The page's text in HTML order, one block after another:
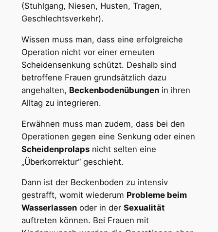
(Stuhlgang, Niesen, Husten, Tragen,
Geschlechtsverkehr).
Wissen muss man, dass eine erfolgreiche
Operation nicht vor einer erneuten
Scheidensenkung schützt. Deshalb sind
betroffene Frauen grundsätzlich dazu
angehalten, Beckenbodenübungenin ihren
Alltag zu integrieren.
Erwähnen muss man zudem, dass bei den
Operationen gegen eine Senkung oder einen
Scheidenprolapsnicht selten eine
„Überkorrektur“ geschieht.
Dann ist der Beckenboden zu intensiv
gestrafft, womit wiederum Probleme beim
Wasserlassenoder in der Sexualität
auftreten können. Bei Frauen mit